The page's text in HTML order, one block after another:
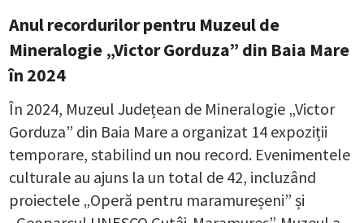
Anul recordurilor pentru Muzeul de
Mineralogie „Victor Gorduza” din Baia Mare
în 2024
În 2024, Muzeul Județean de Mineralogie „Victor
Gorduza” din Baia Mare a organizat 14 expoziții
temporare, stabilind un nou record. Evenimentele
culturale au ajuns la un total de 42, incluzând
proiectele „Operă pentru maramureșeni” și